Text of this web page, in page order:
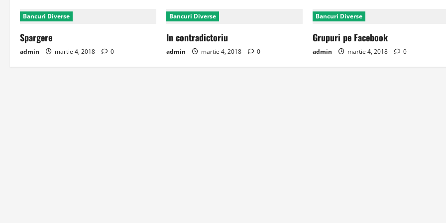
Bancuri Diverse
Spargere
admin martie 4, 2018 0
Bancuri Diverse
In contradictoriu
admin martie 4, 2018 0
Bancuri Diverse
Grupuri pe Facebook
admin martie 4, 2018 0